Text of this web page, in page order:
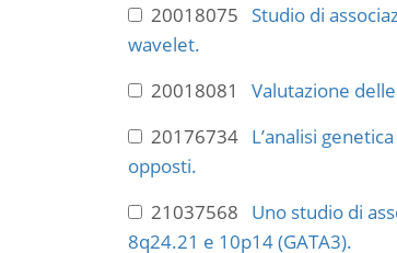
20018075 Studio di
wavelet.
20018081 Valutazione
20176734 L’analisi
opposti.
21037568 Uno studio di
8q24.21 e 10p14 (GATA3).